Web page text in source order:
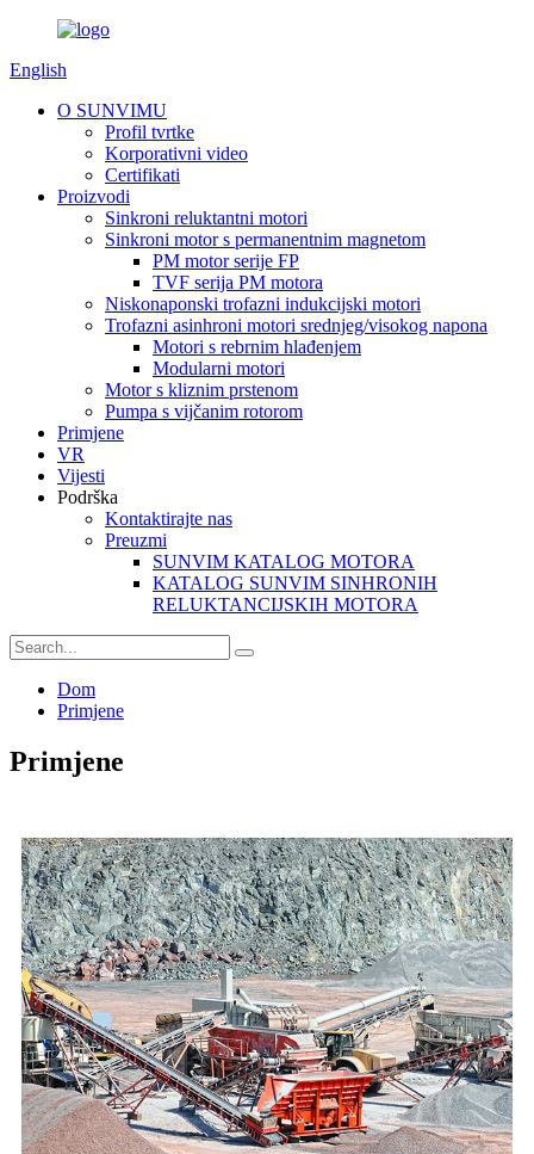
English
O SUNVIMU
Profil tvrtke
Korporativni video
Certifikati
Proizvodi
Sinkroni reluktantni motori
Sinkroni motor s permanentnim magnetom
PM motor serije FP
TVF serija PM motora
Niskonaponski trofazni indukcijski motori
Trofazni asinhroni motori srednjeg/visokog napona
Motori s rebrnim hlađenjem
Modularni motori
Motor s kliznim prstenom
Pumpa s vijčanim rotorom
Primjene
VR
Vijesti
Podrška
Kontaktirajte nas
Preuzmi
SUNVIM KATALOG MOTORA
KATALOG SUNVIM SINHRONIH
RELUKTANCIJSKIH MOTORA
Dom
Primjene
Primjene